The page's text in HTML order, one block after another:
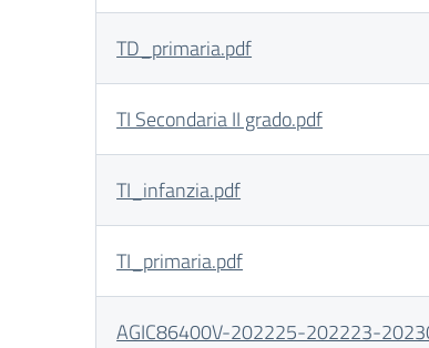
TD_primaria.pdf
TI Secondaria II grado.pdf
TI_infanzia.pdf
TI_primaria.pdf
AGIC86400V-202225-202223-